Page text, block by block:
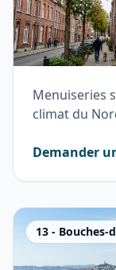
Menuiseries
climat du
Demander
13 - Bouches-